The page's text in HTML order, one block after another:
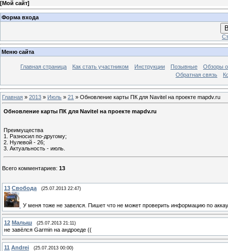
[Мой сайт]
Форма входа
Меню сайта
Главная страница Как стать участником Инструкции Позывные
Обзоры
Обратная связь
Главная » 2013 » Июль » 21 » Обновление карты ПК для Navitel на проекте mapdv.ru
Обновление карты ПК для Navitel на проекте mapdv.ru
Преимущества
1. Разносил по-другому;
2. Нулевой - 26;
3. Актуальность - июль.
Всего комментариев: 13
13 Свобода (25.07.2013 22:47)
У меня тоже не завелся. Пишет что не может проверить информацию по
12 Малыш (25.07.2013 21:11)
не завёлся Garmin на андроеде ((
11 Andrei (25.07.2013 00:00)